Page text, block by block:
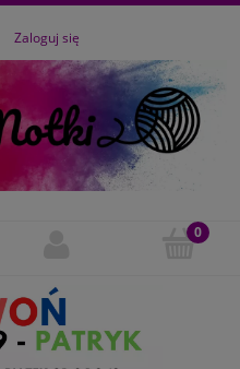
Zaloguj się